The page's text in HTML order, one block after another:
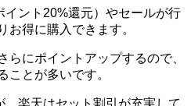
ント20%還元）やセールが行
お得に購入できます。
らにポイントアップするので、
ことが多いです。